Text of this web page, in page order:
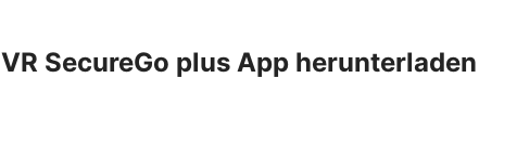
VR SecureGo plus App herunterladen